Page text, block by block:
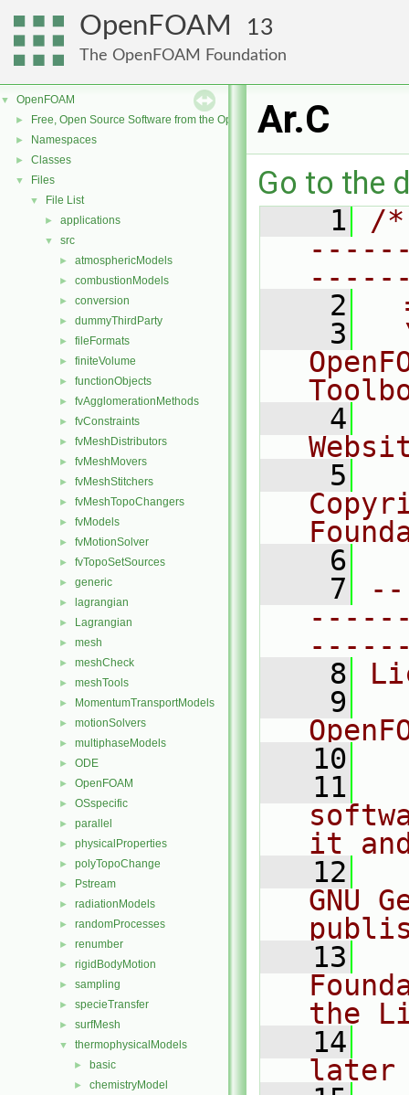
OpenFOAM 13
The OpenFOAM Foundation
▼ OpenFOAM
► Free, Open Source Software from the OpenFOAM Foundation
► Namespaces
► Classes
▼ Files
▼ File List
► applications
▼ src
► atmosphericModels
► combustionModels
► conversion
► dummyThirdParty
► fileFormats
► finiteVolume
► functionObjects
► fvAgglomerationMethods
► fvConstraints
► fvMeshDistributors
► fvMeshMovers
► fvMeshStitchers
► fvMeshTopoChangers
► fvModels
► fvMotionSolver
► fvTopoSetSources
► generic
► lagrangian
► Lagrangian
► mesh
► meshCheck
► meshTools
► MomentumTransportModels
► motionSolvers
► multiphaseModels
► ODE
► OpenFOAM
► OSspecific
► parallel
► physicalProperties
► polyTopoChange
► Pstream
► radiationModels
► randomProcesses
► renumber
► rigidBodyMotion
► sampling
► specieTransfer
► surfMesh
▼ thermophysicalModels
► basic
► chemistryModel
Ar.C
Go to the
    1
/
    2
    3
    4
    5
    6
    7
    8
    9
   10
   11
it
   12
GNU
   13
the
   14
later